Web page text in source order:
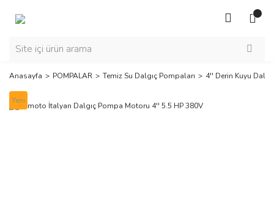
Anasayfa POMPALAR Temiz Su Dalgıç Pompaları 4'' Derin Kuyu
Yeni